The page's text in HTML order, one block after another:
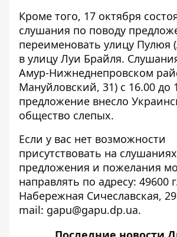
Кроме того, 17 октября
слушания по поводу
переименовать улицу Пулюя
в улицу Луи Брайля.
Амур-Нижнеднепровском
Мануйловский, 31) с 16.00 до
предложение внесло
общество слепых.
Если у вас нет возможности
присутствовать на
предложения и пожелания
направлять по адресу: 49600
Набережная Сичеславская,
mail: gapu@gapu.dp.ua.